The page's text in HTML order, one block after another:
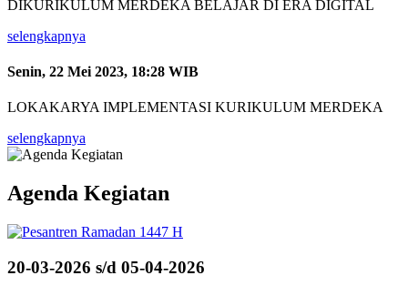
DIKURIKULUM MERDEKA BELAJAR DI ERA DIGITAL
selengkapnya
Senin, 22 Mei 2023, 18:28 WIB
LOKAKARYA IMPLEMENTASI KURIKULUM MERDEKA
selengkapnya
Agenda Kegiatan
20-03-2026 s/d 05-04-2026